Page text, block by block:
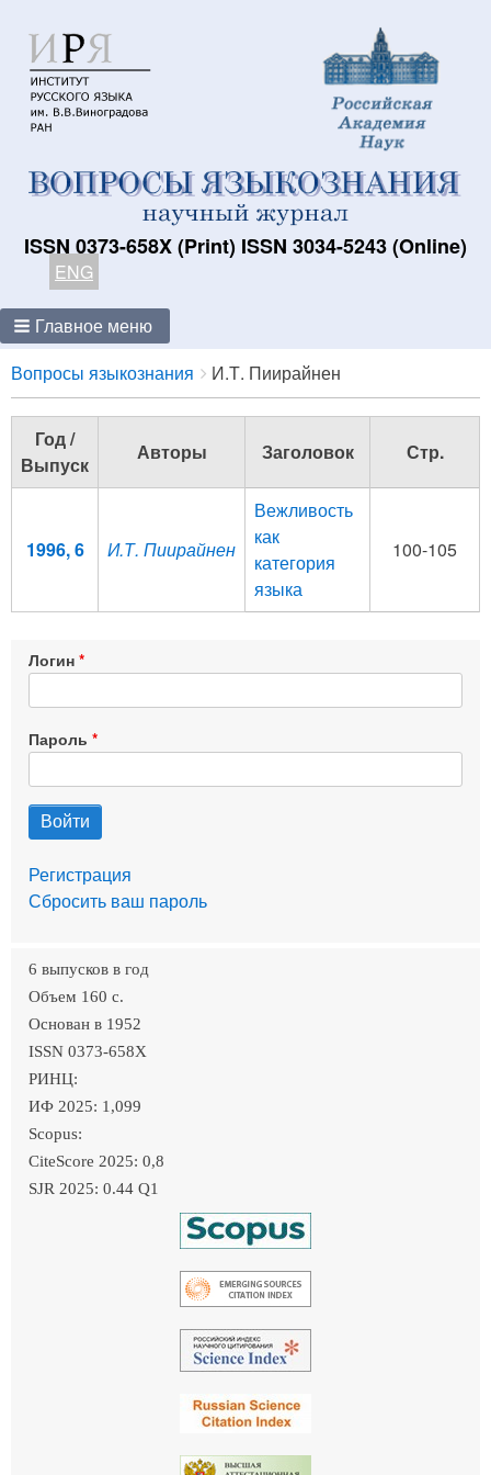
ISSN 0373-658X (Print) ISSN 3034-5243 (Online)
ENG
Главное меню
Breadcrumbs
You
are
here:
Вопросы языкознания И.Т. Пиирайнен
Год /
Выпуск
Авторы Заголовок Стр.
1996, 6 И.Т. Пиирайнен
Вежливость
как
категория
языка
100-105
Логин
Пароль
Регистрация
Сбросить ваш пароль
6 выпусков в год
Объем 160 c.
Основан в 1952
ISSN 0373-658X
РИНЦ:
ИФ 2025: 1,099
Scopus:
CiteScore 2025: 0,8
SJR 2025: 0.44 Q1